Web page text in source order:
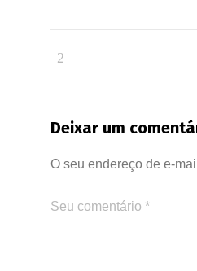
Deixar um
O seu endereço de e-